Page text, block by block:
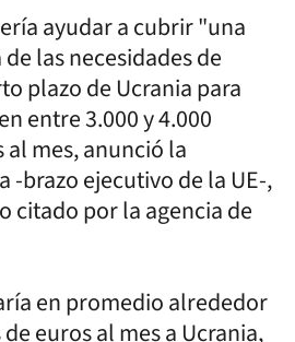
ayudar a cubrir "una
las necesidades de
plazo de Ucrania para
entre 3.000 y 4.000
mes, anunció la
-brazo ejecutivo de la UE-,
citado por la agencia de
en promedio alrededor
euros al mes a Ucrania,